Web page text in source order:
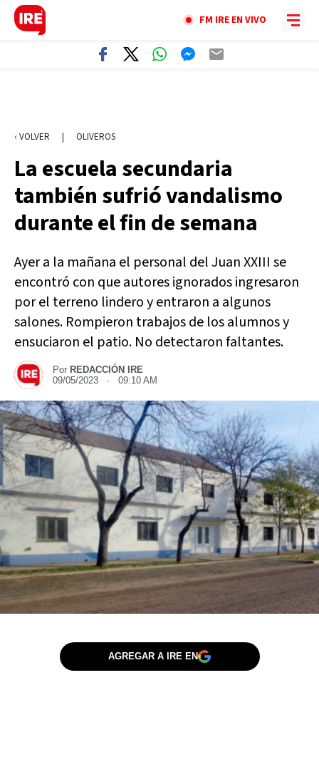
FM IRE EN VIVO
‹ VOLVER | OLIVEROS
La escuela secundaria
también sufrió vandalismo
durante el fin de semana
Ayer a la mañana el personal del Juan XXIII se
encontró con que autores ignorados ingresaron
por el terreno lindero y entraron a algunos
salones. Rompieron trabajos de los alumnos y
ensuciaron el patio. No detectaron faltantes.
Por REDACCIÓN IRE
09/05/2023 · 09:10 AM
AGREGAR A IRE EN